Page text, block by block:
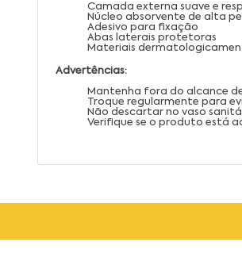
Camada externa suave e
Núcleo absorvente de alta
Adesivo para fixação
Abas laterais protetoras
Materiais
Advertências:
Mantenha fora do alcance
Troque regularmente para
Não descartar no vaso
Verifique se o produto está